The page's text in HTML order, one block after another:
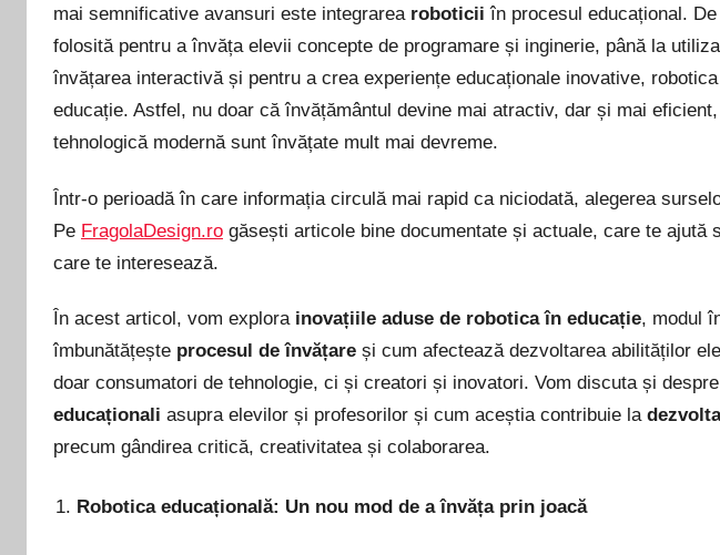
mai semnificative avansuri este integrarea roboticii în procesul educațional.
folosită pentru a învăța elevii concepte de programare și inginerie, până la
învățarea interactivă și pentru a crea experiențe educaționale inovative,
educație. Astfel, nu doar că învățământul devine mai atractiv, dar și mai
tehnologică modernă sunt învățate mult mai devreme.
Într-o perioadă în care informația circulă mai rapid ca niciodată, alegerea
Pe FragolaDesign.ro găsești articole bine documentate și actuale, care te ajută
care te interesează.
În acest articol, vom explora inovațiile aduse de robotica în educație, modul
îmbunătățește procesul de învățare și cum afectează dezvoltarea abilităților
doar consumatori de tehnologie, ci și creatori și inovatori. Vom discuta și despre
educaționali asupra elevilor și profesorilor și cum aceștia contribuie la
precum gândirea critică, creativitatea și colaborarea.
Robotica educațională: Un nou mod de a învăța prin joacă